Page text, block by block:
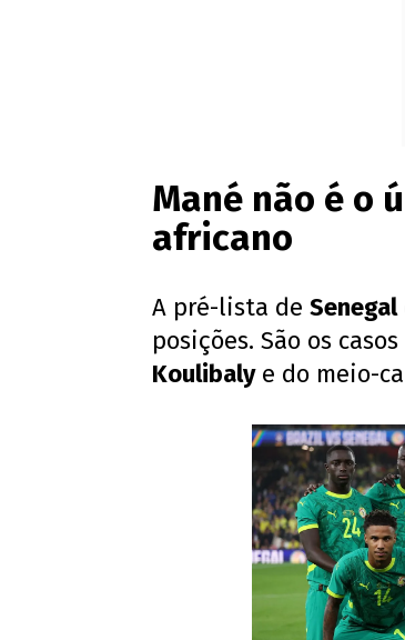
Mané não é o
africano
A pré-lista de Senegal
posições. São os
Koulibalye do meio-